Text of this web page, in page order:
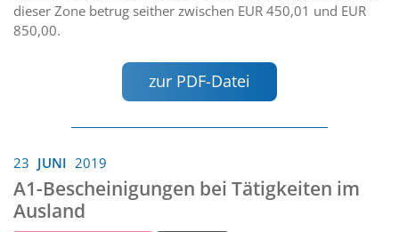
dieser Zone betrug seither zwischen EUR 450,01 und EUR
850,00.
zur PDF-Datei
23 JUNI 2019
A1-Bescheinigungen bei Tätigkeiten im
Ausland